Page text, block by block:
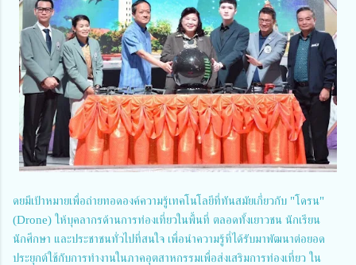
ดยมีเป้าหมายเพื่อถ่ายทอดองค์ความรู้เทคโนโลยีที่ทันสมัยเกี่ยวกับ "โดรน"
(Drone) ให้บุคลากรด้านการท่องเที่ยวในพื้นที่ ตลอดทั้งเยาวชน นักเรียน
นักศึกษา และประชาชนทั่วไปที่สนใจ เพื่อนำความรู้ที่ได้รับมาพัฒนาต่อยอด
ประยุกต์ใช้กับการทำงานในภาคอุตสาหกรรมเพื่อส่งเสริมการท่องเที่ยว ใน